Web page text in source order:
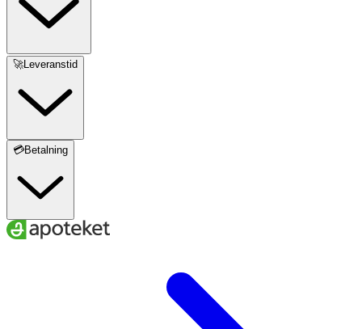
🚀Leveranstid
💳Betalning